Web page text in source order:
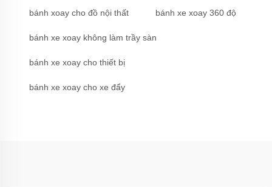
bánh xoay cho đồ nội thất bánh xe xoay 360 độ
bánh xe xoay không làm trầy sàn
bánh xe xoay cho thiết bị
bánh xe xoay cho xe đẩy